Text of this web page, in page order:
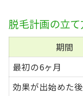
度と予約タイミ
なら部位ごとの計
い人向け継続脱毛
と期間シミュレー
別・回数別の脱毛
脱毛計画の立
期間
最初の6ヶ月
効果が出始めた後